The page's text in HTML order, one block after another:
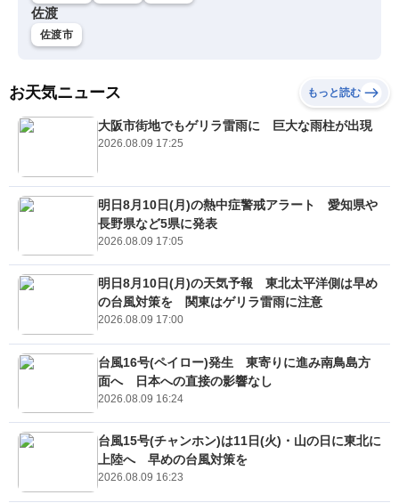
佐渡
佐渡市
お天気ニュース もっと読む
大阪市街地でもゲリラ雷雨に 巨大な雨柱が出現
2026.08.09 17:25
明日8月10日(月)の熱中症警戒アラート 愛知県や
長野県など5県に発表
2026.08.09 17:05
明日8月10日(月)の天気予報 東北太平洋側は早め
の台風対策を 関東はゲリラ雷雨に注意
2026.08.09 17:00
台風16号(ペイロー)発生 東寄りに進み南鳥島方
面へ 日本への直接の影響なし
2026.08.09 16:24
台風15号(チャンホン)は11日(火)・山の日に東北に
上陸へ 早めの台風対策を
2026.08.09 16:23